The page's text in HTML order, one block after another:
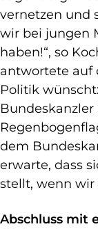
vernetzen und
wir bei jungen
haben!“, so
antwortete auf
Politik
dem
erwarte, dass
stellt, wenn wir
Abschluss mit